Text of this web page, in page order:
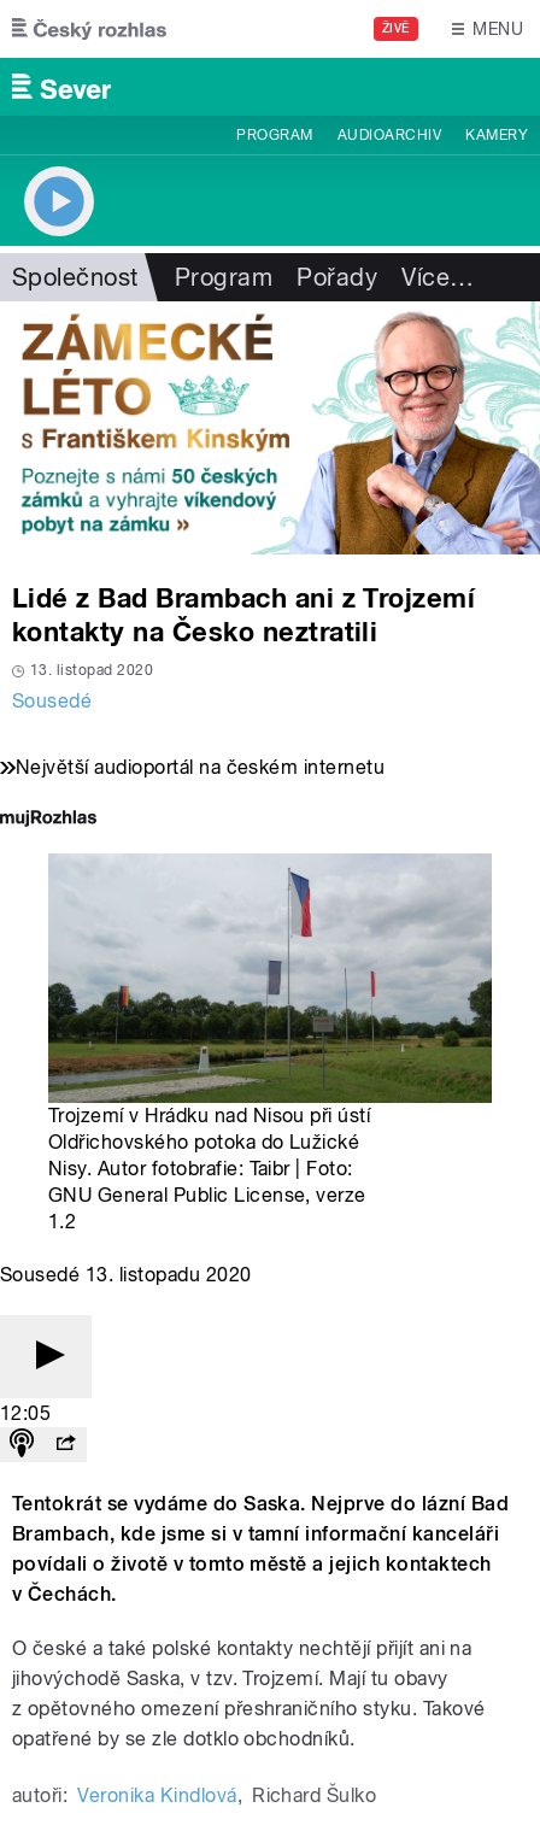
Přejít k hlavnímu obsahu
ŽIVĚ MENU
PROGRAM AUDIOARCHIV KAMERY
Společnost Program Pořady Více…
Lidé z Bad Brambach ani z Trojzemí
kontakty na Česko neztratili
13. listopad 2020
Sousedé
Největší audioportál na českém internetu
Trojzemí v Hrádku nad Nisou při ústí
Oldřichovského potoka do Lužické
Nisy. Autor fotobrafie: Taibr | Foto:
GNU General Public License, verze
1.2
Sousedé 13. listopadu 2020
12:05
Tentokrát se vydáme do Saska. Nejprve do lázní Bad
Brambach, kde jsme si v tamní informační kanceláři
povídali o životě v tomto městě a jejich kontaktech
v Čechách.
O české a také polské kontakty nechtějí přijít ani na
jihovýchodě Saska, v tzv. Trojzemí. Mají tu obavy
z opětovného omezení přeshraničního styku. Takové
opatřené by se zle dotklo obchodníků.
autoři: Veronika Kindlová, Richard Šulko